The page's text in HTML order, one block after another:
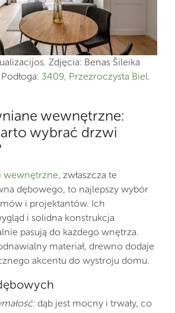
Zdjęcia: Benas Šileika
3409, Przezroczysta Biel.
wewnętrzne:
wybrać drzwi
wewnętrzne, zwłaszcza te
dębowego, to najlepszy wybór
i projektantów. Ich
i solidna konstrukcja
pasują do każdego wnętrza.
materiał, drewno dodaje
akcentu do wystroju domu.
dąb jest mocny i trwały, co